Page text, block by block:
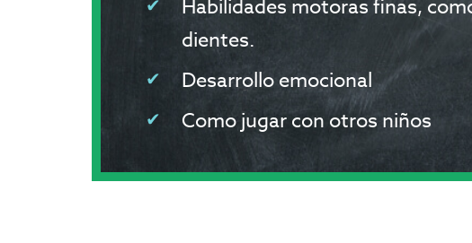
Habilidades motoras finas,
dientes.
Desarrollo emocional
Como jugar con otros niños